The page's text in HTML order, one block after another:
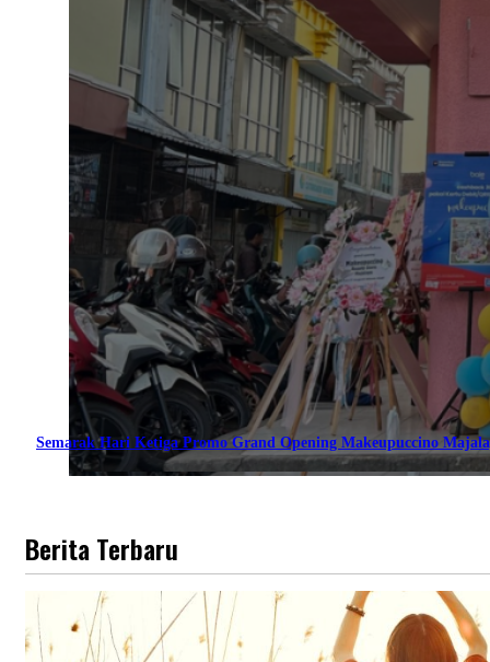
Semarak Hari Ketiga Promo Grand Opening Makeupuccino
Berita Terbaru